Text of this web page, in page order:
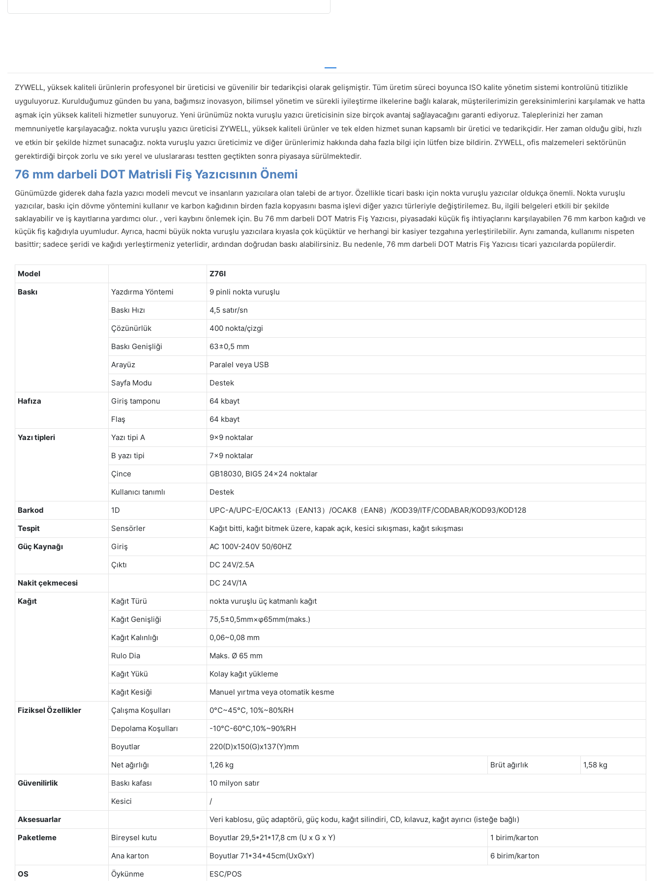
ZYWELL, yüksek kaliteli ürünlerin profesyonel bir üreticisi ve güvenilir bir tedarikçisi olarak gelişmiştir. Tüm üretim süreci boyunca ISO kalite yönetim sistemi kontrolünü titizlikle
uyguluyoruz. Kurulduğumuz günden bu yana, bağımsız inovasyon, bilimsel yönetim ve sürekli iyileştirme ilkelerine bağlı kalarak, müşterilerimizin gereksinimlerini karşılamak ve hatta
aşmak için yüksek kaliteli hizmetler sunuyoruz. Yeni ürünümüz nokta vuruşlu yazıcı üreticisinin size birçok avantaj sağlayacağını garanti ediyoruz. Taleplerinizi her zaman
memnuniyetle karşılayacağız. nokta vuruşlu yazıcı üreticisi ZYWELL, yüksek kaliteli ürünler ve tek elden hizmet sunan kapsamlı bir üretici ve tedarikçidir. Her zaman olduğu gibi, hızlı
ve etkin bir şekilde hizmet sunacağız. nokta vuruşlu yazıcı üreticimiz ve diğer ürünlerimiz hakkında daha fazla bilgi için lütfen bize bildirin. ZYWELL, ofis malzemeleri sektörünün
gerektirdiği birçok zorlu ve sıkı yerel ve uluslararası testten geçtikten sonra piyasaya sürülmektedir.
76 mm darbeli DOT Matrisli Fiş Yazıcısının Önemi
Günümüzde giderek daha fazla yazıcı modeli mevcut ve insanların yazıcılara olan talebi de artıyor. Özellikle ticari baskı için nokta vuruşlu yazıcılar oldukça önemli. Nokta vuruşlu
yazıcılar, baskı için dövme yöntemini kullanır ve karbon kağıdının birden fazla kopyasını basma işlevi diğer yazıcı türleriyle değiştirilemez. Bu, ilgili belgeleri etkili bir şekilde
saklayabilir ve iş kayıtlarına yardımcı olur. , veri kaybını önlemek için. Bu 76 mm darbeli DOT Matris Fiş Yazıcısı, piyasadaki küçük fiş ihtiyaçlarını karşılayabilen 76 mm karbon kağıdı ve
küçük fiş kağıdıyla uyumludur. Ayrıca, hacmi büyük nokta vuruşlu yazıcılara kıyasla çok küçüktür ve herhangi bir kasiyer tezgahına yerleştirilebilir. Aynı zamanda, kullanımı nispeten
basittir; sadece şeridi ve kağıdı yerleştirmeniz yeterlidir, ardından doğrudan baskı alabilirsiniz. Bu nedenle, 76 mm darbeli DOT Matris Fiş Yazıcısı ticari yazıcılarda popülerdir.
Model
Z76I
Baskı
Yazdırma Yöntemi
9 pinli nokta vuruşlu
Baskı Hızı
4,5 satır/sn
Çözünürlük
400 nokta/çizgi
Baskı Genişliği
63±0,5 mm
Arayüz
Paralel veya USB
Sayfa Modu
Destek
Hafıza
Giriş tamponu
64 kbayt
Flaş
64 kbayt
Yazı tipleri
Yazı tipi A
9x9 noktalar
B yazı tipi
7x9 noktalar
Çince
GB18030, BIG5 24x24 noktalar
Kullanıcı tanımlı
Destek
Barkod
1D
UPC-A/UPC-E/OCAK13（EAN13）/OCAK8（EAN8）/KOD39/ITF/CODABAR/KOD93/KOD128
Tespit
Sensörler
Kağıt bitti, kağıt bitmek üzere, kapak açık, kesici sıkışması, kağıt sıkışması
Güç Kaynağı
Giriş
AC 100V-240V 50/60HZ
Çıktı
DC 24V/2.5A
Nakit çekmecesi
DC 24V/1A
Kağıt
Kağıt Türü
nokta vuruşlu üç katmanlı kağıt
Kağıt Genişliği
75,5±0,5mm×φ65mm(maks.)
Kağıt Kalınlığı
0,06~0,08 mm
Rulo Dia
Maks. Ø 65 mm
Kağıt Yükü
Kolay kağıt yükleme
Kağıt Kesiği
Manuel yırtma veya otomatik kesme
Fiziksel Özellikler
Çalışma Koşulları
0°C~45°C, 10%~80%RH
Depolama Koşulları
-10°C-60°C,10%~90%RH
Boyutlar
220(D)x150(G)x137(Y)mm
Net ağırlığı
1,26 kg Brüt ağırlık
1,58 kg
Güvenilirlik
Baskı kafası
10 milyon satır
Kesici
/
Aksesuarlar
Veri kablosu, güç adaptörü, güç kodu, kağıt silindiri, CD, kılavuz, kağıt ayırıcı (isteğe bağlı)
Paketleme
Bireysel kutu Boyutlar 29,5*21*17,8 cm (U x G x Y)
1 birim/karton
Ana karton
Boyutlar 71*34*45cm(UxGxY)
6 birim/karton
OS
Öykünme ESC/POS